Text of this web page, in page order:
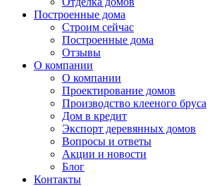
Построенные дома
Строим сейчас
Построенные дома
Отзывы
О компании
О компании
Проектирование домов
Производство клееного бруса
Дом в кредит
Экспорт деревянных домов
Вопросы и ответы
Акции и новости
Блог
Контакты